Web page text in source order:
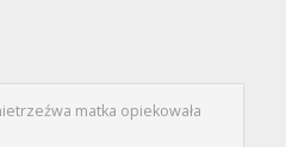
matka opiekowała